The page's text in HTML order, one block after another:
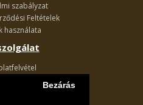
Bezárás
szabályzat
Feltételek
használata